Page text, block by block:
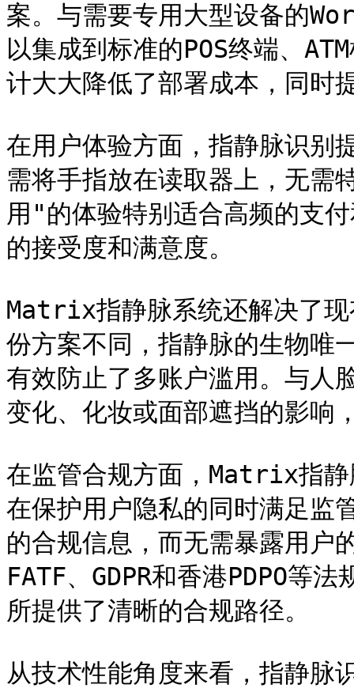
案。与需要专用大型设备的
以集成到标准的POS终端、
计大大降低了部署成本，同时
在用户体验方面，指静脉识别
需将手指放在读取器上，无需
用"的体验特别适合高频的支
的接受度和满意度。
Matrix指静脉系统还解决了现
份方案不同，指静脉的生物唯
有效防止了多账户滥用。与人
变化、化妆或面部遮挡的影响
在监管合规方面，Matrix指静
在保护用户隐私的同时满足监
的合规信息，而无需暴露用户
FATF、GDPR和香港PDPO等
所提供了清晰的合规路径。
从技术性能角度来看，指静脉